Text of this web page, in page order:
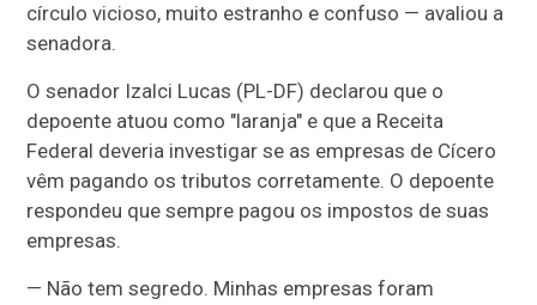
círculo vicioso, muito estranho e confuso — avaliou a
senadora.
O senador Izalci Lucas (PL-DF) declarou que o
depoente atuou como "laranja" e que a Receita
Federal deveria investigar se as empresas de Cícero
vêm pagando os tributos corretamente. O depoente
respondeu que sempre pagou os impostos de suas
empresas.
— Não tem segredo. Minhas empresas foram